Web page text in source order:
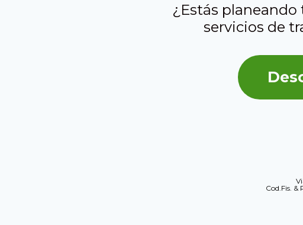
¿Estás
servicios de
Cod.Fis. &